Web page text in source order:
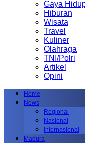
Gaya
Hiburan
Wisata
Travel
Kuliner
Olahraga
TNI/Polri
Artikel
Opini
Home
News
Regional
Nasional
Internasional
Madura